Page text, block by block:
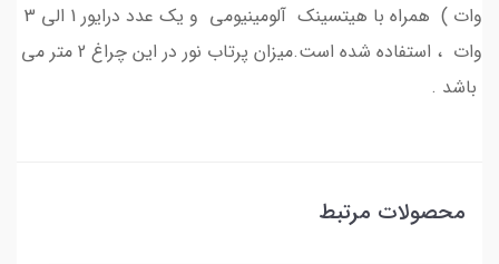
وات ) همراه با هیتسینک آلومینیومی و یک عدد درایور 1 الی 3
وات ، استفاده شده است.میزان پرتاب نور در این چراغ 2 متر می
باشد .
محصولات مرتبط